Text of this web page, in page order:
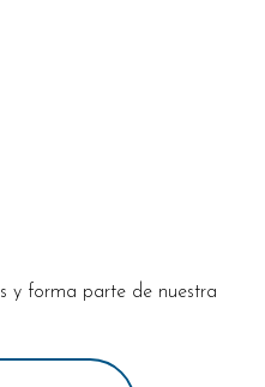
y forma parte de nuestra